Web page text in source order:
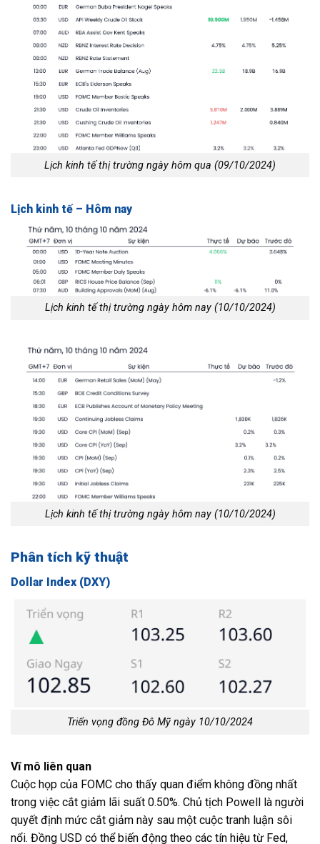
Lịch kinh tế thị trường ngày hôm qua (09/10/2024)
Lịch kinh tế – Hôm nay
Lịch kinh tế thị trường ngày hôm nay (10/10/2024)
Lịch kinh tế thị trường ngày hôm nay (10/10/2024)
Phân tích kỹ thuật
Dollar Index (DXY)
Triển vọng đồng Đô Mỹ ngày 10/10/2024
Vĩ mô liên quan
Cuộc họp của FOMC cho thấy quan điểm không đồng nhất
trong việc cắt giảm lãi suất 0.50%. Chủ tịch Powell là người
quyết định mức cắt giảm này sau một cuộc tranh luận sôi
nổi. Đồng USD có thể biến động theo các tín hiệu từ Fed,